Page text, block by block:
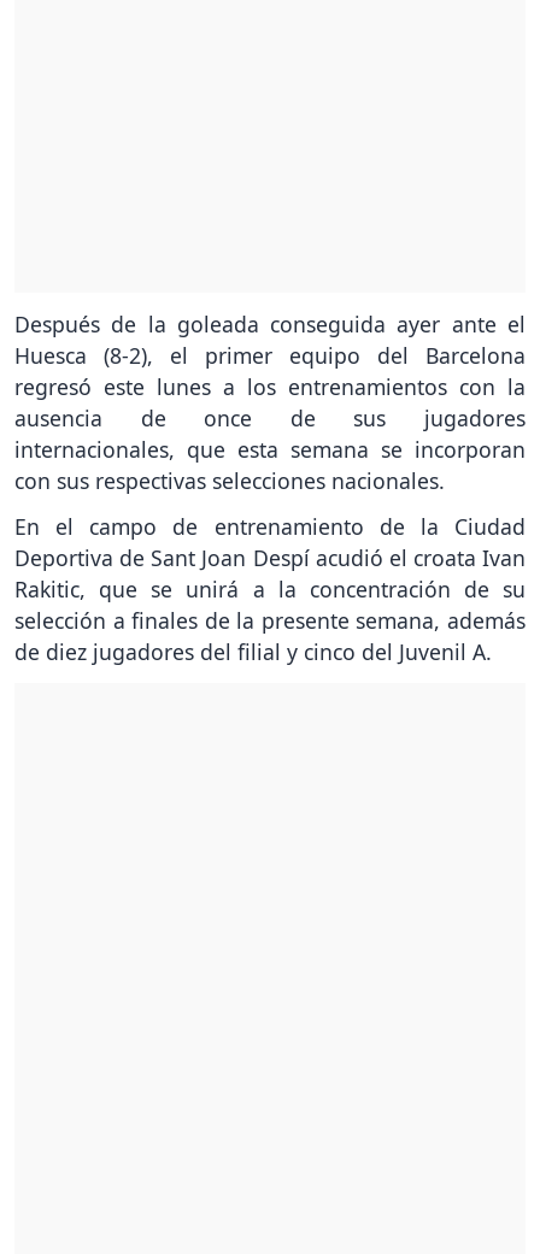
Después de la goleada conseguida ayer ante el
Huesca (8-2), el primer equipo del Barcelona
regresó este lunes a los entrenamientos con la
ausencia de once de sus jugadores
internacionales, que esta semana se incorporan
con sus respectivas selecciones nacionales.
En el campo de entrenamiento de la Ciudad
Deportiva de Sant Joan Despí acudió el croata Ivan
Rakitic, que se unirá a la concentración de su
selección a finales de la presente semana, además
de diez jugadores del filial y cinco del Juvenil A.